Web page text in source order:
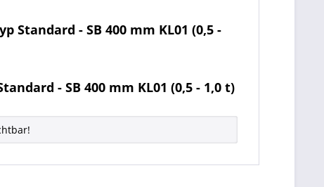
- SB 400 mm KL01 (0,5 -
- SB 400 mm KL01 (0,5 - 1,0 t)